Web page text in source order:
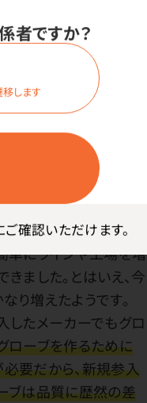
者ですか？
します
確認いただけます。
一生懸命に働く姿
工場内はとにかく暑
。原料のゴムの臭い
の音もとてもうるさく
規模は想像以上に大き
単にラインや工場を増
ました。とはいえ、今
り増えたようです。
したメーカーでもグロ
ローブを作るために
要だから、新規参入
ブは品質に歴然の差